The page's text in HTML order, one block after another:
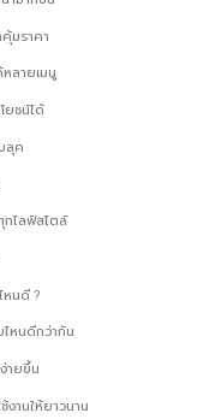
มราคา
หลายเมนู
ยชน์ได้
ลุค
กไลฟ์สไตล์
หนดี ?
ไหนดีกว่ากัน
ายขึ้น
งานให้ยาวนาน